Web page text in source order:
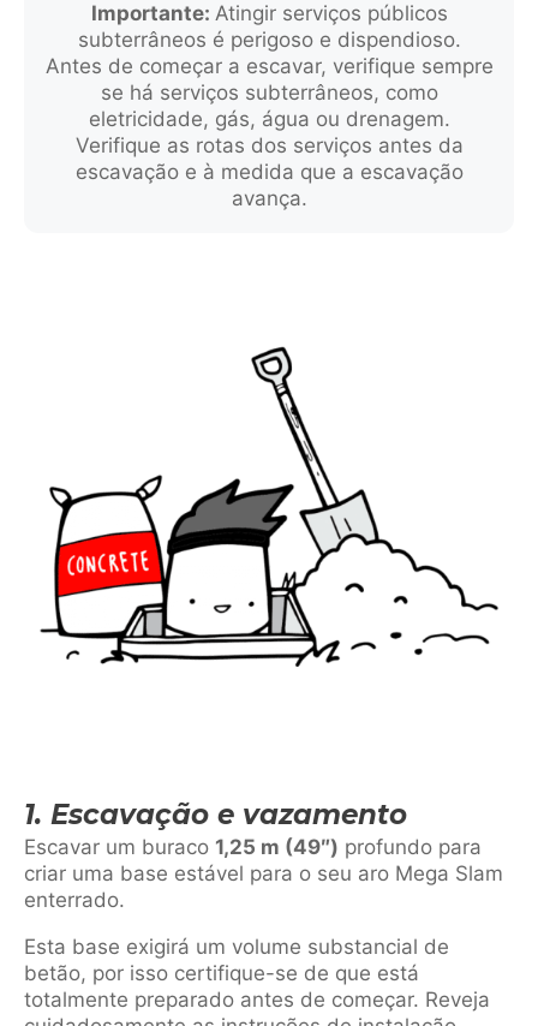
Importante: Atingir serviços públicos
subterrâneos é perigoso e dispendioso.
Antes de começar a escavar, verifique sempre
se há serviços subterrâneos, como
eletricidade, gás, água ou drenagem.
Verifique as rotas dos serviços antes da
escavação e à medida que a escavação
avança.
1. Escavação e vazamento
Escavar um buraco 1,25 m (49″) profundo para
criar uma base estável para o seu aro Mega Slam
enterrado.
Esta base exigirá um volume substancial de
betão, por isso certifique-se de que está
totalmente preparado antes de começar. Reveja